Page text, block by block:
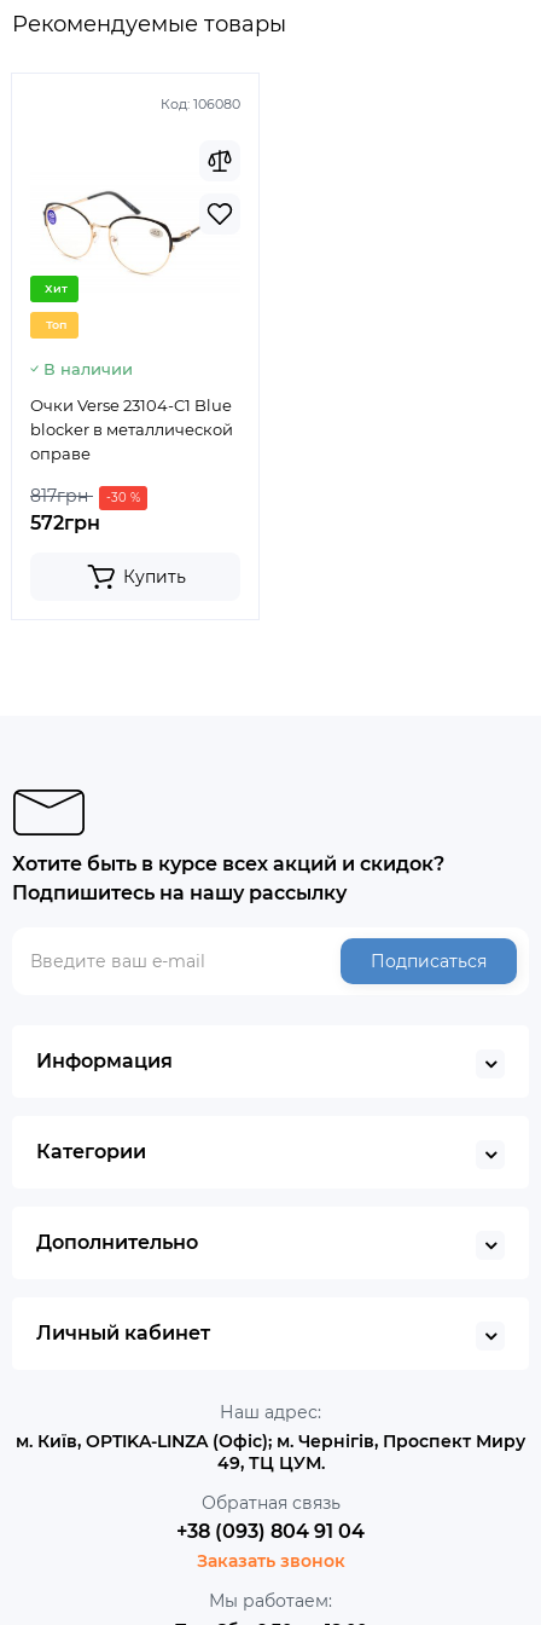
Рекомендуемые товары
Код: 106080
Хит
Топ
В наличии
Очки Verse 23104-C1 Blue
blocker в металлической
оправе
817грн -30 %
572грн
Купить
Хотите быть в курсе всех акций и скидок?
Подпишитесь на нашу рассылку
Подписаться
Информация
Категории
Дополнительно
Личный кабинет
Наш адрес:
м. Київ, OPTIKA-LINZA (Офіс); м. Чернігів, Проспект Миру
49, ТЦ ЦУМ.
Обратная связь
+38 (093) 804 91 04
Заказать звонок
Мы работаем: